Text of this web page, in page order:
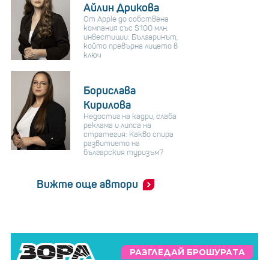
Айлин Дрикова
От Apple до собствена
компания със $100 млн.
инвестиции: Българинът,
който превърна лицето в
ключ
Борислава
Кирилова
Недостиг на кадри, слаба
реклама и липса на
стратегия: Какво спира
развитието на
българския туризъм?
Вижте още автори
РАЗГЛЕДАЙ БРОШУРАТА